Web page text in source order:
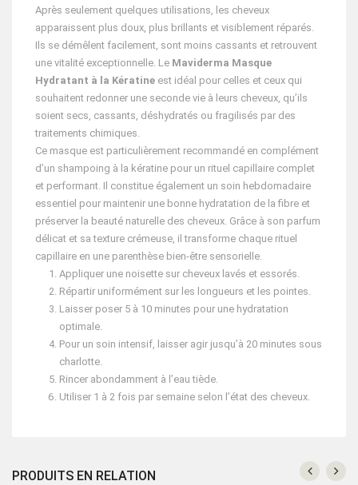
Après seulement quelques utilisations, les cheveux
apparaissent plus doux, plus brillants et visiblement réparés.
Ils se démêlent facilement, sont moins cassants et retrouvent
une vitalité exceptionnelle. Le Maviderma Masque
Hydratant à la Kératine est idéal pour celles et ceux qui
souhaitent redonner une seconde vie à leurs cheveux, qu’ils
soient secs, cassants, déshydratés ou fragilisés par des
traitements chimiques.
Ce masque est particulièrement recommandé en complément
d’un shampoing à la kératine pour un rituel capillaire complet
et performant. Il constitue également un soin hebdomadaire
essentiel pour maintenir une bonne hydratation de la fibre et
préserver la beauté naturelle des cheveux. Grâce à son parfum
délicat et sa texture crémeuse, il transforme chaque rituel
capillaire en une parenthèse bien-être sensorielle.
Appliquer une noisette sur cheveux lavés et essorés.
Répartir uniformément sur les longueurs et les pointes.
Laisser poser 5 à 10 minutes pour une hydratation
optimale.
Pour un soin intensif, laisser agir jusqu’à 20 minutes sous
charlotte.
Rincer abondamment à l’eau tiède.
Utiliser 1 à 2 fois par semaine selon l’état des cheveux.
PRODUITS EN RELATION